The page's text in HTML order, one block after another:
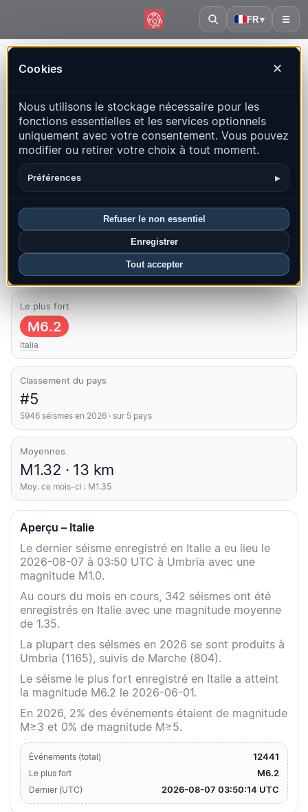
FR▾ ☰
Cookies ✕
Nous utilisons le stockage nécessaire pour les
fonctions essentielles et les services optionnels
uniquement avec votre consentement. Vous pouvez
modifier ou retirer votre choix à tout moment.
Préférences ▸
Refuser le non essentiel
Enregistrer
Tout accepter
Carte en direct, statistiques et événements récents
Ouvrir la carte historique Derniers dans ce pays
Aperçu
FAQ
Séismes ce mois-ci
342
Dernier UTC : 2026-08-07 03:50:14
Le plus fort
M6.2
Italia
Classement du pays
#5
5946 séismes en 2026 · sur 5 pays
Moyennes
M1.32 · 13 km
Moy. ce mois-ci : M1.35
Aperçu – Italie
Le dernier séisme enregistré en Italie a eu lieu le
2026-08-07 à 03:50 UTC à Umbria avec une
magnitude M1.0.
Au cours du mois en cours, 342 séismes ont été
enregistrés en Italie avec une magnitude moyenne
de 1.35.
La plupart des séismes en 2026 se sont produits à
Umbria (1165), suivis de Marche (804).
Le séisme le plus fort enregistré en Italie a atteint
la magnitude M6.2 le 2026-06-01.
En 2026, 2% des événements étaient de magnitude
M≥3 et 0% de magnitude M≥5.
Événements (total) 12441
Le plus fort M6.2
Dernier (UTC) 2026-08-07 03:50:14 UTC